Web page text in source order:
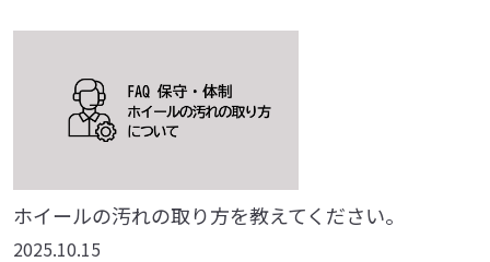
ホイールの汚れの取り方を教えてください。
2025.10.15